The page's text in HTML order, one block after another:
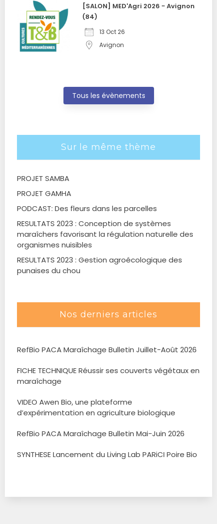
[SALON] MED'Agri 2026 - Avignon
(84)
13 Oct 26
Avignon
Tous les évènements
Sur le même thème
PROJET SAMBA
PROJET GAMHA
PODCAST: Des fleurs dans les parcelles
RESULTATS 2023 : Conception de systèmes
maraîchers favorisant la régulation naturelle des
organismes nuisibles
RESULTATS 2023 : Gestion agroécologique des
punaises du chou
Nos derniers articles
RefBio PACA Maraîchage Bulletin Juillet-Août 2026
FICHE TECHNIQUE Réussir ses couverts végétaux en
maraîchage
VIDEO Awen Bio, une plateforme
d’expérimentation en agriculture biologique
RefBio PACA Maraîchage Bulletin Mai-Juin 2026
SYNTHESE Lancement du Living Lab PARiCI Poire Bio